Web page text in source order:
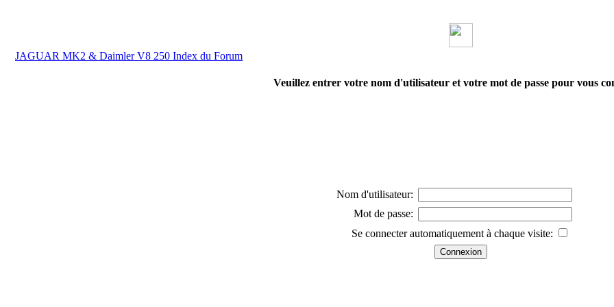
JAGUAR MK2 & Daimler V8 250 Index du Forum
Veuillez entrer votre nom d'utilisateur et votre mot de passe pour vous
Nom d'utilisateur:
Mot de passe:
Se connecter automatiquement à chaque visite: